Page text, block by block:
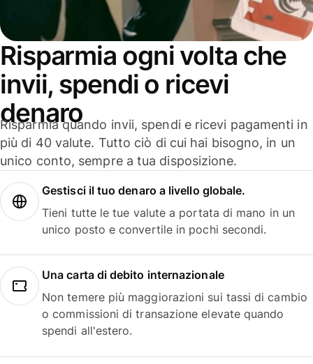
Risparmia ogni volta che
invii, spendi o ricevi
denaro
Risparmia quando invii, spendi e ricevi pagamenti in
più di 40 valute. Tutto ciò di cui hai bisogno, in un
unico conto, sempre a tua disposizione.
Gestisci il tuo denaro a livello globale.
Tieni tutte le tue valute a portata di mano in un
unico posto e convertile in pochi secondi.
Una carta di debito internazionale
Non temere più maggiorazioni sui tassi di cambio
o commissioni di transazione elevate quando
spendi all'estero.